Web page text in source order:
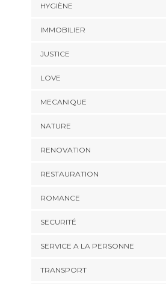
HYGIÈNE
IMMOBILIER
JUSTICE
LOVE
MECANIQUE
NATURE
RENOVATION
RESTAURATION
ROMANCE
SECURITÉ
SERVICE A LA PERSONNE
TRANSPORT